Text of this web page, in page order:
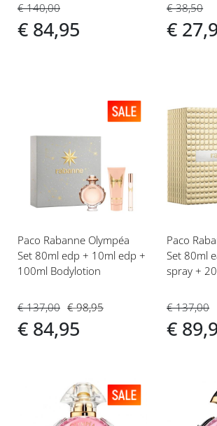
€ 140,00
€ 84,95
€ 38,50
€
aan
verlanglijst
Paco Rabanne Olympéa
Set 80ml edp + 10ml edp +
100ml Bodylotion
€ 137,00
€ 84,95
€ 98,95
Voeg
toe
aan
Paco
Set 80ml
spray +
€ 137,00
€